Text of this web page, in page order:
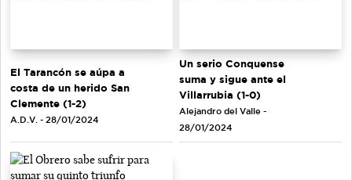
El Tarancón se aúpa a
costa de un herido San
Clemente (1-2)
A.D.V. - 28/01/2024
Un serio Conquense
suma y sigue ante el
Villarrubia (1-0)
Alejandro del Valle -
28/01/2024